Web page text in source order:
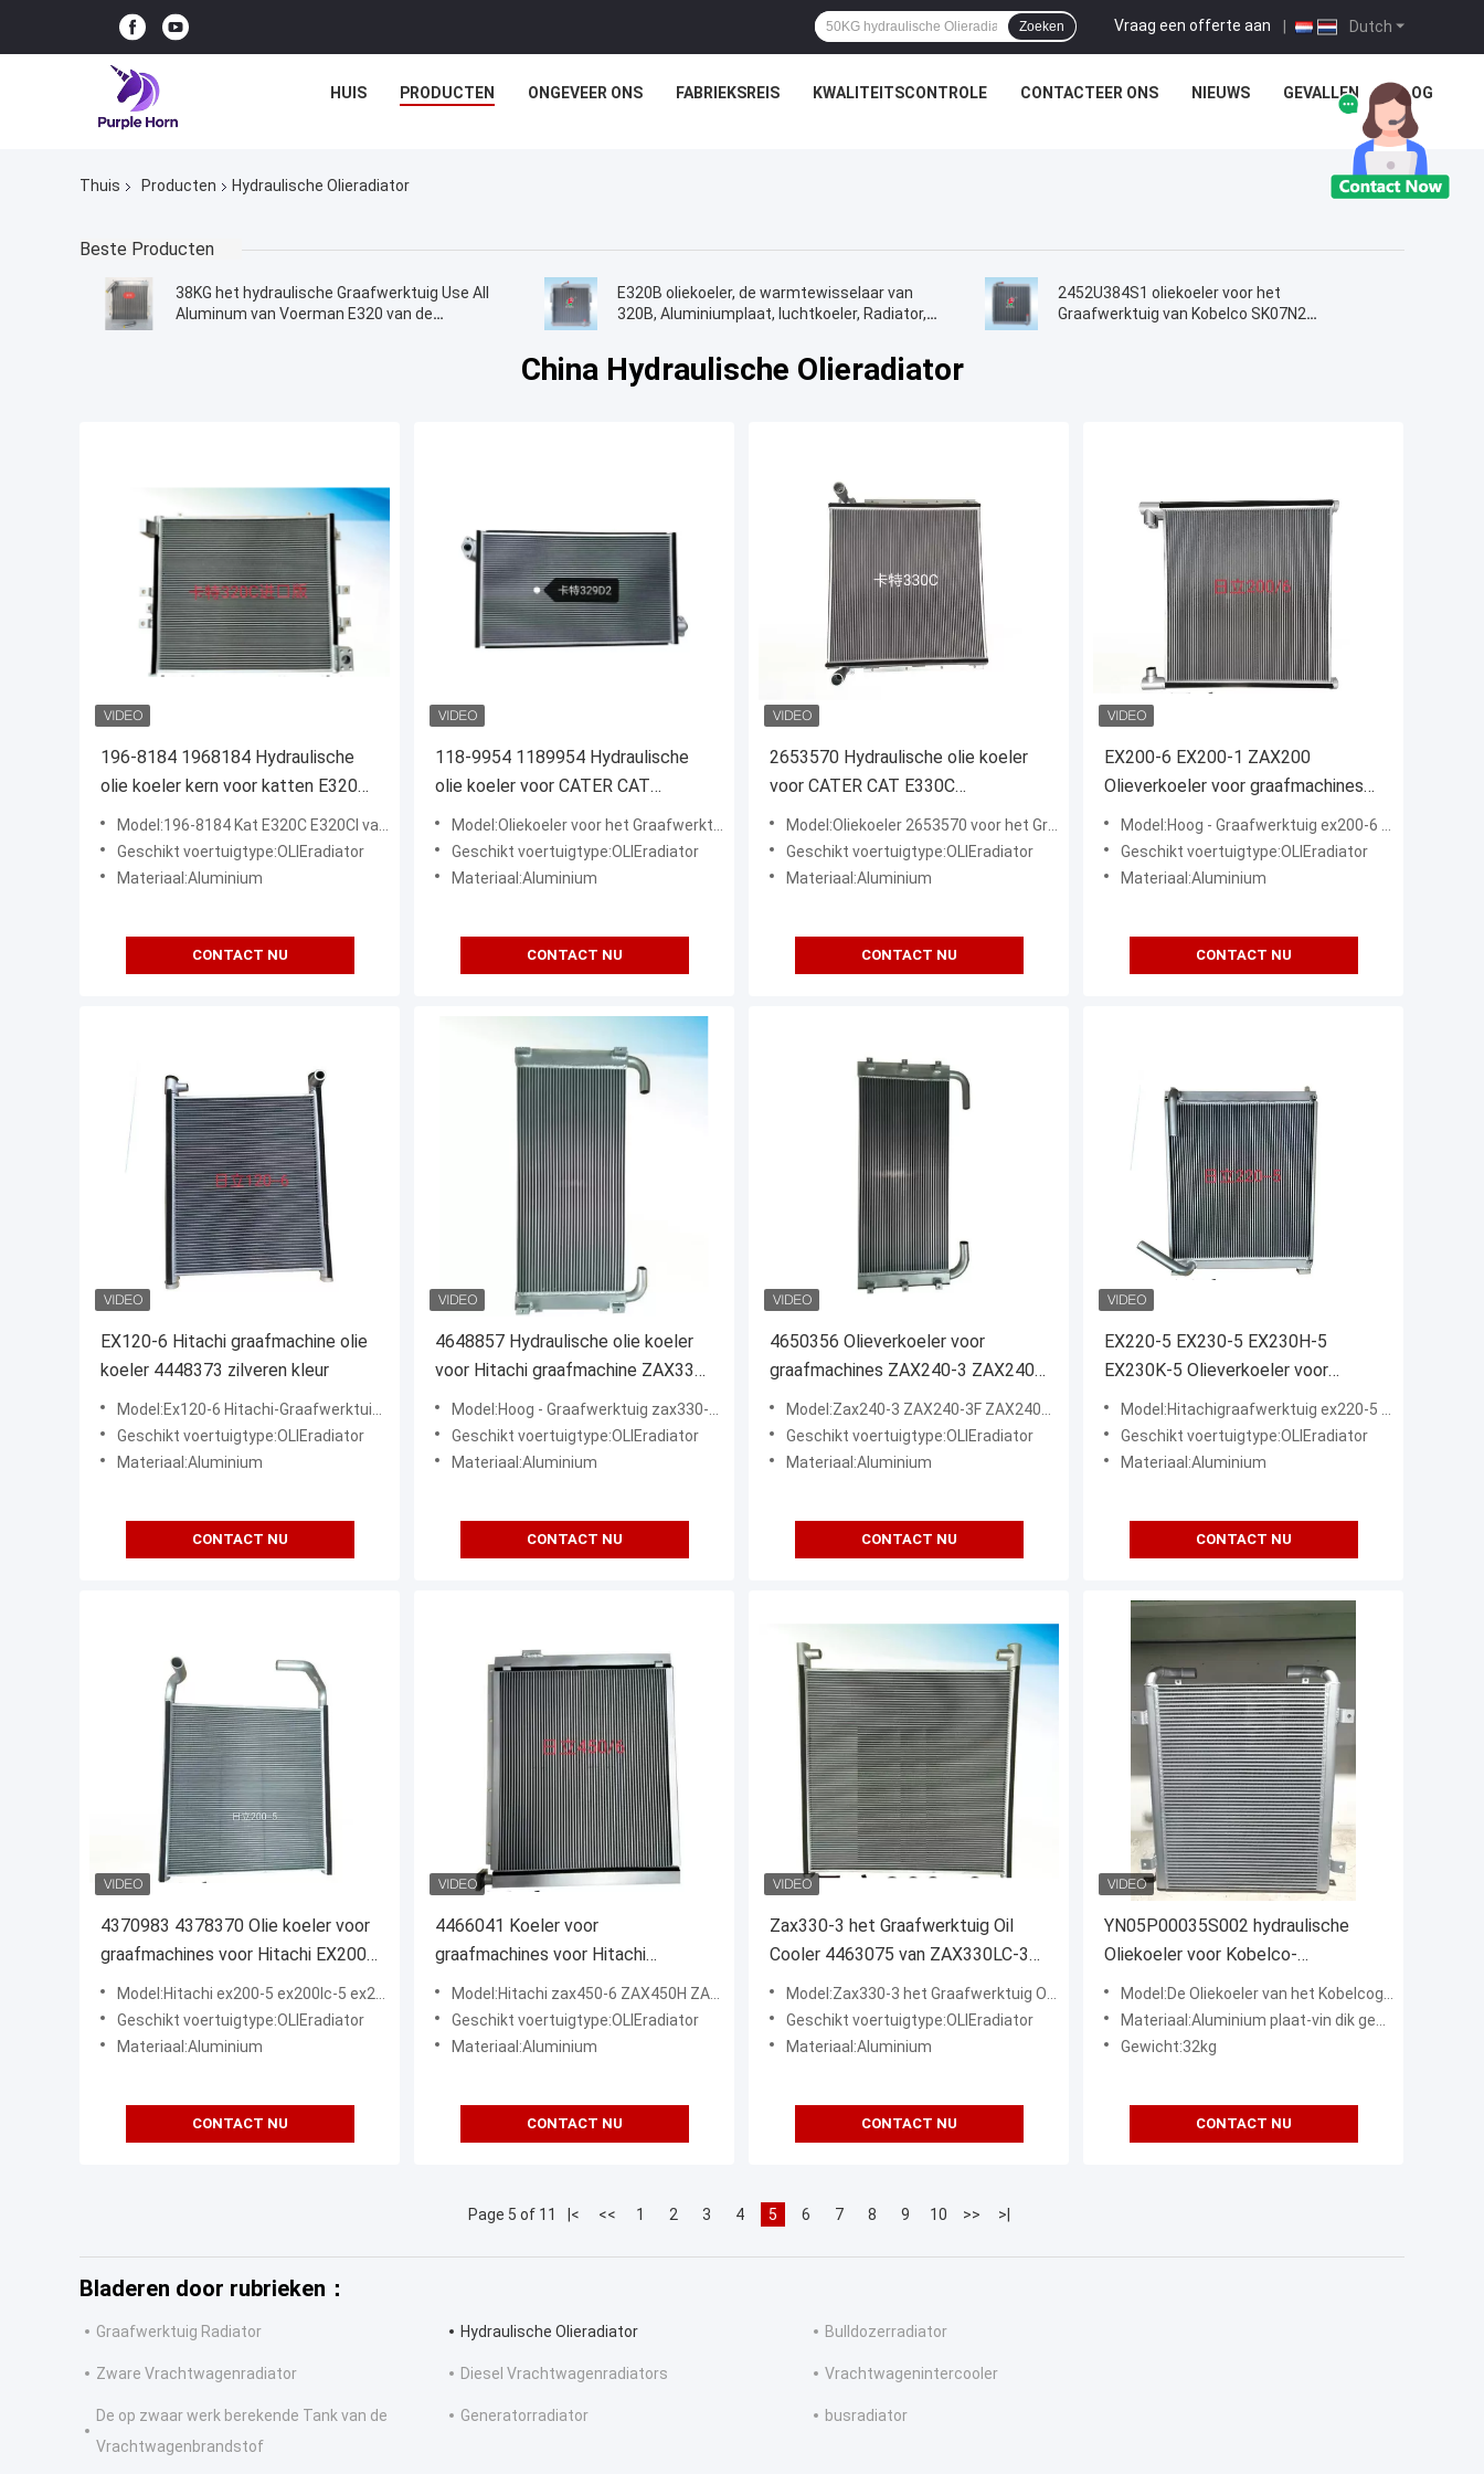
Dutch
Vraag een offerte aan |
Zoeken
HUIS PRODUCTEN ONGEVEER ONS FABRIEKSREIS KWALITEITSCONTROLE CONTACTEER ONS NIEUWS GEVALLEN BLOG
Thuis Producten Hydraulische Olieradiator
Beste Producten
38KG het hydraulische Graafwerktuig Use All
Aluminum van Voerman E320 van de
E320B oliekoeler, de warmtewisselaar van
320B, Aluminiumplaat, luchtkoeler, Radiator,
2452U384S1 oliekoeler voor het
Graafwerktuig van Kobelco SK07N2
China Hydraulische Olieradiator
196-8184 1968184 Hydraulische
olie koeler kern voor katten E320C
E320Cl
Model:196-8184 Kat E320C E320Cl van Ftis van de 1968184 Kern zoals-Olie de Koelere, Hydraulische
Geschikt voertuigtype:OLIEradiator
Materiaal:Aluminium
CONTACT NU
118-9954 1189954 Hydraulische
olie koeler voor CATER CAT
E329D2 graafmachine
Model:Oliekoeler voor het Graafwerktuig van CATER CAT E329D2
Geschikt voertuigtype:OLIEradiator
Materiaal:Aluminium
CONTACT NU
2653570 Hydraulische olie koeler
voor CATER CAT E330C
graafmachine
Model:Oliekoeler 2653570 voor het Graafwerktuig van CATER CAT E330C
Geschikt voertuigtype:OLIEradiator
Materiaal:Aluminium
CONTACT NU
EX200-6 EX200-1 ZAX200
Olieverkoeler voor graafmachines
4448321
Model:Hoog - Graafwerktuig ex200-6 ex200-1 Oliekoeler 4448321 van kwaliteitshitachi
Geschikt voertuigtype:OLIEradiator
Materiaal:Aluminium
CONTACT NU
EX120-6 Hitachi graafmachine olie
koeler 4448373 zilveren kleur
Model:Ex120-6 Hitachi-Graafwerktuig Oil Cooler 4448373
Geschikt voertuigtype:OLIEradiator
Materiaal:Aluminium
CONTACT NU
4648857 Hydraulische olie koeler
voor Hitachi graafmachine ZAX330-
3 ZAX350-3 ZAX360-3
Model:Hoog - Graafwerktuig zax330-3 zax350-3 zax360-3 Oliekoeler 4648857 van kwaliteitshitachi
Geschikt voertuigtype:OLIEradiator
Materiaal:Aluminium
CONTACT NU
4650356 Olieverkoeler voor
graafmachines ZAX240-3 ZAX240-
3F ZAX240N-3F ZAX270-3
ZAX280-3 Hitachi
Model:Zax240-3 ZAX240-3F ZAX240N-3F zax270-3 zax280-3 Hitachi Graafwerktuig Oil Cooler 4650356
Geschikt voertuigtype:OLIEradiator
Materiaal:Aluminium
CONTACT NU
EX220-5 EX230-5 EX230H-5
EX230K-5 Olieverkoeler voor
graafmachines 4380050
Model:Hitachigraafwerktuig ex220-5 ex230-5 ex230h-5 ex230k-5 Oliekoeler 4380050
Geschikt voertuigtype:OLIEradiator
Materiaal:Aluminium
CONTACT NU
4370983 4378370 Olie koeler voor
graafmachines voor Hitachi EX200-
5 EX200LC-5 EX210-5 EX210H-5
EX210K-5 EX225USR
Model:Hitachi ex200-5 ex200lc-5 ex210-5 ex210h-5 ex210k-5 EX225USR Graafwerktuig Oil Cooler 4370983
Geschikt voertuigtype:OLIEradiator
Materiaal:Aluminium
CONTACT NU
4466041 Koeler voor
graafmachines voor Hitachi
ZAX450-6 ZAX450H ZAX460LCH
ZAX460-6
Model:Hitachi zax450-6 ZAX450H ZAX460LCH zax460-6 Graafwerktuig Oil Cooler 4466041
Geschikt voertuigtype:OLIEradiator
Materiaal:Aluminium
CONTACT NU
Zax330-3 het Graafwerktuig Oil
Cooler 4463075 van ZAX330LC-3G
Hitachi
Model:Zax330-3 het Graafwerktuig Oil Cooler 4463075 van ZAX330LC-3G Hitachi
Geschikt voertuigtype:OLIEradiator
Materiaal:Aluminium
CONTACT NU
YN05P00035S002 hydraulische
Oliekoeler voor Kobelco-
Graafwerktuig SK160-6E SK200-6E
SK210-6E SK190-6E
Model:De Oliekoeler van het Kobelcograafwerktuig SK160-6E SK200-6E SK210-6E SK190-6E - YN05P00035S002
Materiaal:Aluminium plaat-vin dik gemaakte pijp
Gewicht:32kg
CONTACT NU
Page 5 of 11 |< << 1 2 3 4 5 6 7 8 9 10 >> >|
Bladeren door rubrieken：
Graafwerktuig Radiator Hydraulische Olieradiator Bulldozerradiator
Zware Vrachtwagenradiator Diesel Vrachtwagenradiators Vrachtwagenintercooler
De op zwaar werk berekende Tank van de
Vrachtwagenbrandstof
Generatorradiator busradiator